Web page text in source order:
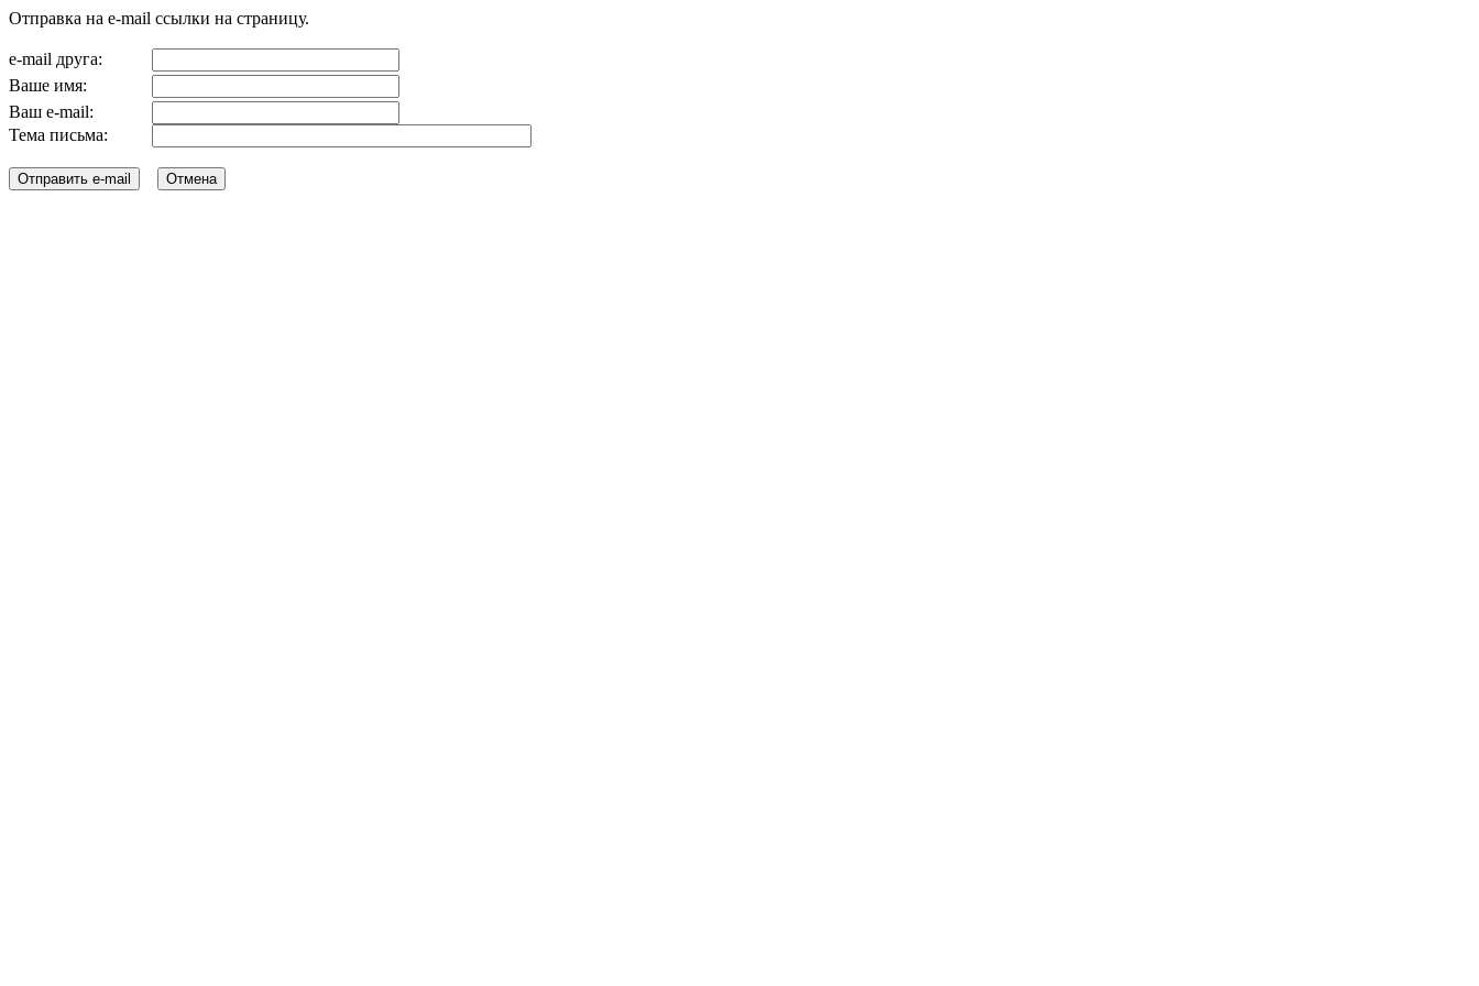
Отправка на e-mail ссылки на страницу.
e-mail друга:
Ваше имя:
Ваш e-mail:
Тема письма: